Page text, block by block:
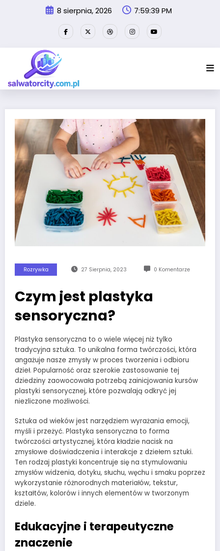
8 sierpnia, 2026 7:59:39 PM
Rozrywka 27 Sierpnia, 2023 0 Komentarze
Czym jest plastyka
sensoryczna?
Plastyka sensoryczna to o wiele więcej niż tylko
tradycyjna sztuka. To unikalna forma twórczości, która
angażuje nasze zmysły w proces tworzenia i odbioru
dzieł. Popularność oraz szerokie zastosowanie tej
dziedziny zaowocowała potrzebą zainicjowania kursów
plastyki sensorycznej, które pozwalają odkryć jej
niezliczone możliwości.
Sztuka od wieków jest narzędziem wyrażania emocji,
myśli i przeżyć. Plastyka sensoryczna to forma
twórczości artystycznej, która kładzie nacisk na
zmysłowe doświadczenia i interakcje z dziełem sztuki.
Ten rodzaj plastyki koncentruje się na stymulowaniu
zmysłów widzenia, dotyku, słuchu, węchu i smaku poprzez
wykorzystanie różnorodnych materiałów, tekstur,
kształtów, kolorów i innych elementów w tworzonym
dziele.
Edukacyjne i terapeutyczne
znaczenie